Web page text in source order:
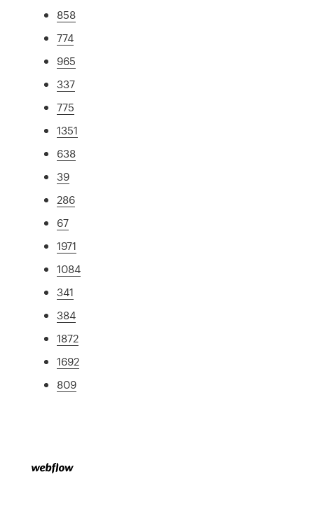
858
774
965
337
775
1351
638
39
286
67
1971
1084
341
384
1872
1692
809